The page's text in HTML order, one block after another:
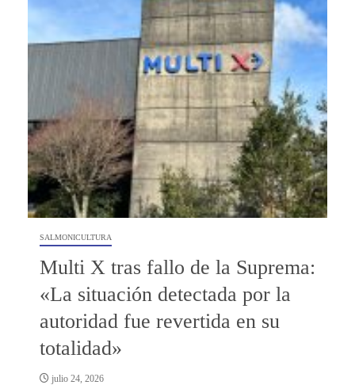
SALMONICULTURA
Multi X tras fallo de la Suprema:
«La situación detectada por la
autoridad fue revertida en su
totalidad»
julio 24, 2026